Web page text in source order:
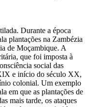
Durante a época
plantações na Zambézia
de Moçambique. A
que foi imposta à
social das
e início do século XX,
colonial. Um exemplo
em que as plantações de
mais tarde, os ataques